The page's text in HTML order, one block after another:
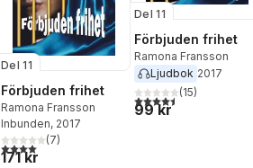
Del 11
Förbjuden frihet
Ramona Fransson
Inbunden, 2017
4,0utav 5 stjärnor. Totalt antal röster:
(7)
171 kr
Del 11
Förbjuden frihet
Ramona Fransson
Ljudbok 2017
4,5utav 5 stjärnor.
(15)
99 kr